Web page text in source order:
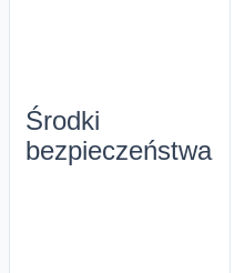
Środki
bezpieczeństwa